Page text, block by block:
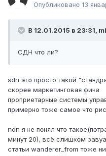
Опубликовано 13
В 12.01.2015 в 23:31,
СДН что ли?
sdn это просто такой
скорее маркетинговая фича
проприетарные системы
примерно тоже самое что
ndn я не понял что
минут 20), всё слишком
статьи wanderer_from тоже